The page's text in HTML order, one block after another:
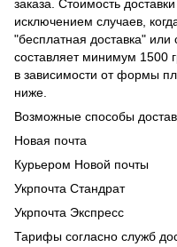
заказа. Стоимость
исключением случаев,
"бесплатная доставка" или
составляет минимум 1500
в зависимости от формы
ниже.
Возможные способы
Новая почта
Курьером Новой почты
Укрпочта Стандрат
Укрпочта Экспресс
Тарифы согласно служб